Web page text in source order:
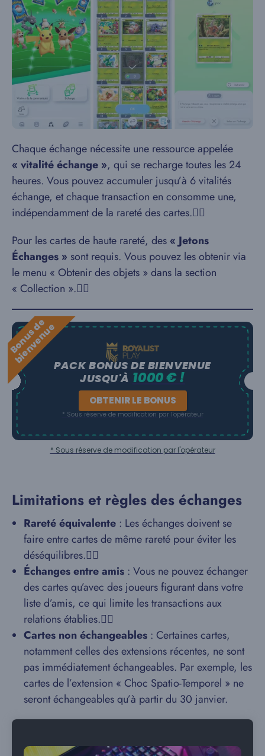
Chaque échange nécessite une ressource appelée
« vitalité échange », qui se recharge toutes les 24
heures. Vous pouvez accumuler jusqu’à 6 vitalités
échange, et chaque transaction en consomme une,
indépendamment de la rareté des cartes.
Pour les cartes de haute rareté, des« Jetons
Échanges » sont requis. Vous pouvez les obtenir via
le menu « Obtenir des objets » dans la section
« Collection ».
B
o
n
u
s
d
e
b
i
e
n
v
e
n
u
ePACK BONUS DE BIENVENUE
JUSQU'À 1000 € !
OBTENIR LE BONUS
* Sous réserve de modification par l'opérateur
* Sous réserve de modification par l'opérateur
Limitations et règles des échanges
Rareté équivalente : Les échanges doivent se
faire entre cartes de même rareté pour éviter les
déséquilibres.
Échanges entre amis : Vous ne pouvez échanger
des cartes qu’avec des joueurs figurant dans votre
liste d’amis, ce qui limite les transactions aux
relations établies.
Cartes non échangeables : Certaines cartes,
notamment celles des extensions récentes, ne sont
pas immédiatement échangeables. Par exemple, les
cartes de l’extension « Choc Spatio-Temporel » ne
seront échangeables qu’à partir du 30 janvier.